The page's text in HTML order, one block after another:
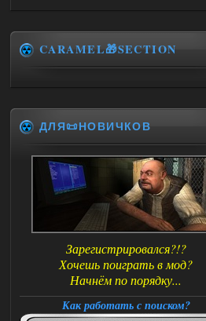
CARAMEL🎁SECTION
ДЛЯ📜НОВИЧКОВ
Зарегистрировался?!?
Хочешь поиграть в мод?
Начнём по порядку...
Как работать с поиском?